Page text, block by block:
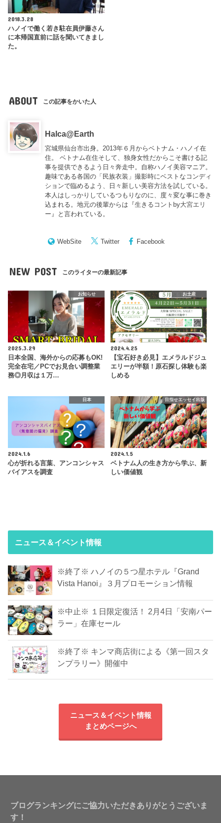
2018.3.28
ハノイで働く若き駐在員伊藤さん
に本帰国直前に話を聞いてきまし
た。
ABOUT この記事をかいた人
Halca@Earth
宮城県仙台市出身。2013年６月からベトナム・ハノイ在
住。 ベトナム在住そして、独身女性だからこそ書ける記
事を提供できるよう日々奔走中。自称ハノイ美容マニア。
趣味である各国の「民族衣装」撮影時にベストなコンディ
ションで臨めるよう、日々新しい美容方法を試している。
本人はしっかりしているつもりなのに、度々変な事に巻き
込まれる。地元の後輩からは『生きるコントby大宮エリ
ー 』と言われている。
WebSite Twitter Facebook
NEW POST このライターの最新記事
お知らせ
2025.3.29
日本全国、海外からの応募もOK!
完全在宅／PCでお見合い調整業
務◎月収は１万…
お土産
2024.4.25
【宝石好き必見】エメラルドジュ
エリーが半額！原石探し体験も楽
しめる
日本
2024.1.6
心が折れる言葉、アンコンシャス
バイアスを調査
目指せエッセイ出版
2024.1.5
ベトナム人の生き方から学ぶ、新
しい価値観
ニュース＆イベント情報
※終了※ ハノイの５つ星ホテル『Grand
Vista Hanoi』３月プロモーション情報
※中止※ １日限定復活！ 2月4日「安南パー
ラー」在庫セール
※終了※ キンマ商店街による《第一回スタ
ンプラリー》開催中
ニュース＆イベント情報
まとめページへ
ブログランキングにご協力いただきありがとうございま
す！